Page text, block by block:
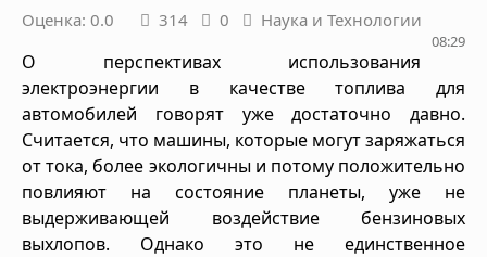
Оценка: 0.0 314 0 Наука и Технологии
08:29
О перспективах использования
электроэнергии в качестве топлива для
автомобилей говорят уже достаточно давно.
Считается, что машины, которые могут заряжаться
от тока, более экологичны и потому положительно
повлияют на состояние планеты, уже не
выдерживающей воздействие бензиновых
выхлопов. Однако это не единственное